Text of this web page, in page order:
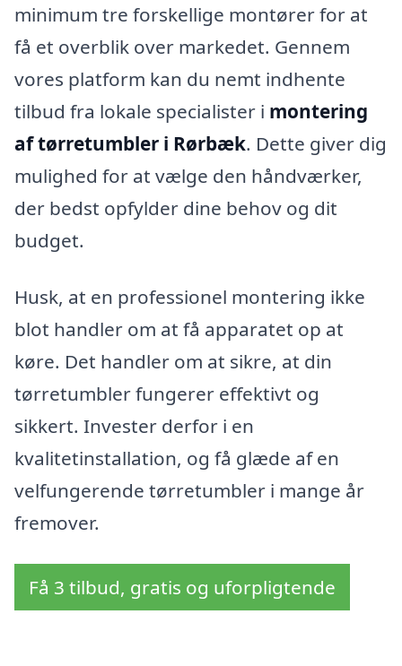
minimum tre forskellige montører for at
få et overblik over markedet. Gennem
vores platform kan du nemt indhente
tilbud fra lokale specialister i montering
af tørretumbler i Rørbæk. Dette giver dig
mulighed for at vælge den håndværker,
der bedst opfylder dine behov og dit
budget.
Husk, at en professionel montering ikke
blot handler om at få apparatet op at
køre. Det handler om at sikre, at din
tørretumbler fungerer effektivt og
sikkert. Invester derfor i en
kvalitetinstallation, og få glæde af en
velfungerende tørretumbler i mange år
fremover.
Få 3 tilbud, gratis og uforpligtende